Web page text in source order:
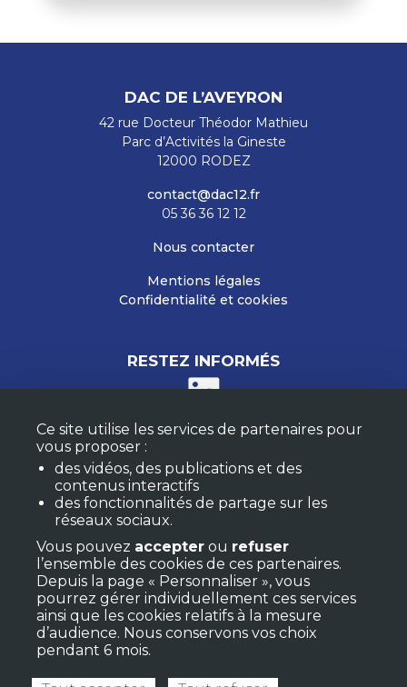
DAC DE L’AVEYRON
42 rue Docteur Théodor Mathieu
Parc d’Activités la Gineste
12000 RODEZ
contact@dac12.fr
05 36 36 12 12
Nous contacter
Mentions légales
Confidentialité et cookies
RESTEZ INFORMÉS
M'ABONNER À LA NEWSLETTER
F.A.Q.
Ce site utilise les services de partenaires pour
vous proposer :
des vidéos, des publications et des
contenus interactifs
des fonctionnalités de partage sur les
réseaux sociaux.
Vous pouvez accepter ou refuser
l’ensemble des cookies de ces partenaires.
Depuis la page « Personnaliser », vous
pourrez gérer individuellement ces services
ainsi que les cookies relatifs à la mesure
d’audience. Nous conservons vos choix
pendant 6 mois.